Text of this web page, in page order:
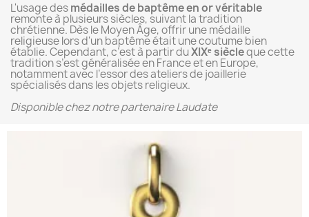
L'usage desmédailles de baptême en or véritable
remonte à plusieurs siècles, suivant la tradition
chrétienne. Dès le Moyen Âge, offrir une médaille
religieuse lors d'un baptême était une coutume bien
établie. Cependant, c’est à partir duXIXᵉ siècleque cette
tradition s’est généralisée en France et en Europe,
notamment avec l’essor des ateliers de joaillerie
spécialisés dans les objets religieux.
Disponible chez notre partenaire Laudate